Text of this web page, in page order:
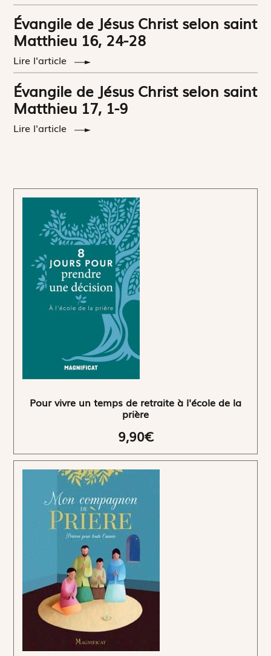
Évangile de Jésus Christ selon saint
Matthieu 16, 24-28
Lire l'article
Évangile de Jésus Christ selon saint
Matthieu 17, 1-9
Lire l'article
Pour vivre un temps de retraite à l'école de la
prière
9,90€